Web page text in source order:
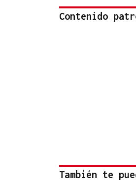
Contenido
También te